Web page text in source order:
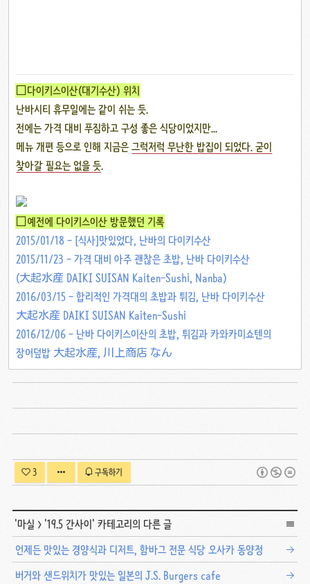
□다이키스이산(대기수산) 위치
난바시티 휴무일에는 같이 쉬는 듯.
전에는 가격 대비 푸짐하고 구성 좋은 식당이었지만...
메뉴 개편 등으로 인해 지금은그럭저럭 무난한 밥집이 되었다. 굳이
찾아갈 필요는 없을 듯.
□예전에 다이키스이산 방문했던 기록
2015/01/18 - [식사]맛있었다, 난바의 다이키수산
2015/11/23 - 가격 대비 아주 괜찮은 초밥, 난바 다이키수산
(大起水産 DAIKI SUISAN Kaiten-Sushi, Nanba)
2016/03/15 - 합리적인 가격대의 초밥과 튀김, 난바 다이키수산
大起水産 DAIKI SUISAN Kaiten-Sushi
2016/12/06 - 난바 다이키스이산의 초밥, 튀김과 카와카미쇼텐의
장어덮밥 大起水産, 川上商店 なん
3 구독하기
'마실 > '19.5 간사이' 카테고리의 다른 글
언제든 맛있는 경양식과 디저트, 함바그 전문 식당 오사카 동양정
버거와 샌드위치가 맛있는 일본의 J.S. Burgers cafe